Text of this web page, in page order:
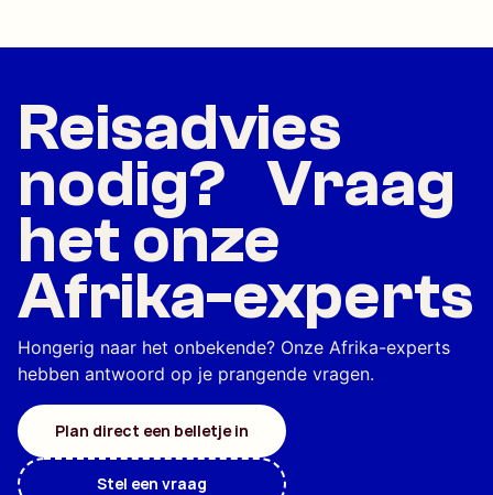
Reisadvies
nodig? Vraag
het onze
Afrika-experts
Hongerig naar het onbekende? Onze Afrika-experts
hebben antwoord op je prangende vragen.
Plan direct een belletje in
Stel een vraag